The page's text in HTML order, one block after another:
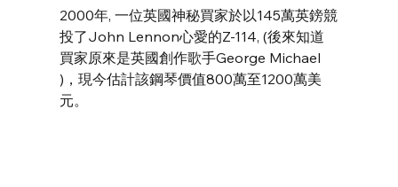
2000年, 一位英國神秘買家於以145萬英鎊競
投了John Lennon心愛的Z-114, (後來知道
買家原來是英國創作歌手George Michael
)，現今估計該鋼琴價值800萬至1200萬美
元。